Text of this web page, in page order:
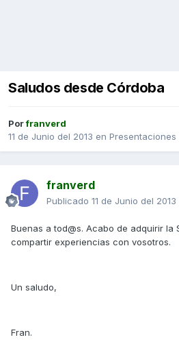
Saludos desde Córdoba
Porfranverd
11 de Junio del 2013 en
franverd
Publicado 11 de Junio del 2013
Buenas a tod@s. Acabo de adquirir la
compartir experiencias con vosotros.
Un saludo,
Fran.